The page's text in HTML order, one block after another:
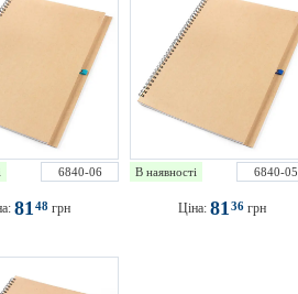
6840-06
8148 грн
В наявності 6840-05
Ціна: 8136 грн